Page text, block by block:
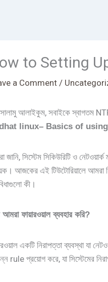
to Setting
a Comment /
আলাইকুম, সবাইকে স্বাগতম
linux– Basics of
জানি, সিস্টেম সিকিউরিটি ও
আজকের এই টিউটোরিয়ালে আমরা
কী।
আমরা ফায়ারওয়াল ব্যবহার করি?
একটি নিরাপত্তা ব্যবস্থা যা
rule প্রয়োগ করে, যা সিস্টেমের